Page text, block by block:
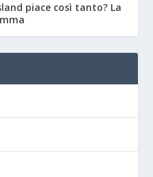
piace così tanto? La